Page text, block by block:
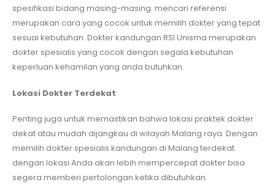
spesifikasi bidang masing-masing. mencari referensi
merupakan cara yang cocok untuk memilih dokter yang tepat
sesuai kebutuhan. Dokter kandungan RSI Unisma merupakan
dokter spesialis yang cocok dengan segala kebutuhan
keperluan kehamilan yang anda butuhkan.
Lokasi Dokter Terdekat
Penting juga untuk memastikan bahwa lokasi praktek dokter
dekat atau mudah dijangkau di wilayah Malang raya. Dengan
memilih dokter spesialis kandungan di Malang terdekat
dengan lokasi Anda akan lebih mempercepat dokter bisa
segera memberi pertolongan ketika dibutuhkan.